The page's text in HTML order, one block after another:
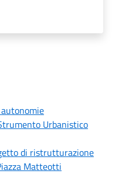
Urbanistico
di ristrutturazione
Matteotti